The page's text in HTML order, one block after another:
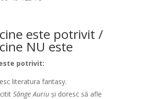
este potrivit /
NU este
potrivit:
literatura fantasy.
Sânge Auriuși doresc să afle